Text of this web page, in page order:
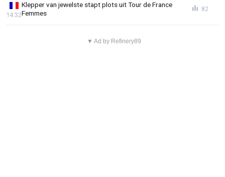
Klepper van jewelste stapt plots uit Tour de France
Femmes
14:32
82
▼ Ad by Refinery89